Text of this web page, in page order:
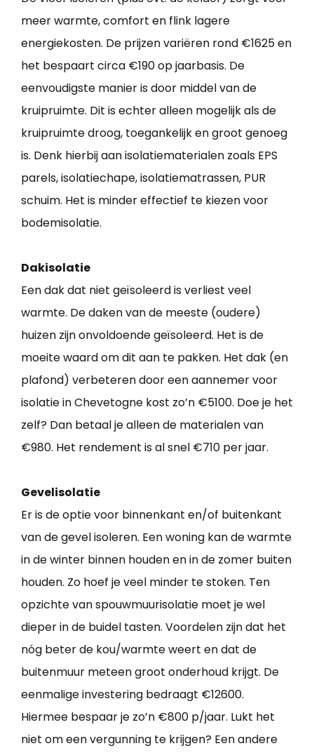
meer warmte, comfort en flink lagere
energiekosten. De prijzen variëren rond €1625 en
het bespaart circa €190 op jaarbasis. De
eenvoudigste manier is door middel van de
kruipruimte. Dit is echter alleen mogelijk als de
kruipruimte droog, toegankelijk en groot genoeg
is. Denk hierbij aan isolatiematerialen zoals EPS
parels, isolatiechape, isolatiematrassen, PUR
schuim. Het is minder effectief te kiezen voor
bodemisolatie.
Dakisolatie
Een dak dat niet geïsoleerd is verliest veel
warmte. De daken van de meeste (oudere)
huizen zijn onvoldoende geïsoleerd. Het is de
moeite waard om dit aan te pakken. Het dak (en
plafond) verbeteren door een aannemer voor
isolatie in Chevetogne kost zo’n €5100. Doe je het
zelf? Dan betaal je alleen de materialen van
€980. Het rendement is al snel €710 per jaar.
Gevelisolatie
Er is de optie voor binnenkant en/of buitenkant
van de gevel isoleren. Een woning kan de warmte
in de winter binnen houden en in de zomer buiten
houden. Zo hoef je veel minder te stoken. Ten
opzichte van spouwmuurisolatie moet je wel
dieper in de buidel tasten. Voordelen zijn dat het
nóg beter de kou/warmte weert en dat de
buitenmuur meteen groot onderhoud krijgt. De
eenmalige investering bedraagt €12600.
Hiermee bespaar je zo’n €800 p/jaar. Lukt het
niet om een vergunning te krijgen? Een andere